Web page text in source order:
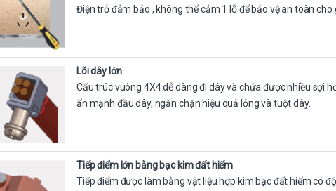
Điện trở đảm bảo , không thể cắm 1 lỗ để bảo vệ an toàn cho
Lõi dây lớn
Cấu trúc vuông 4X4 dễ dàng đi dây và chứa được nhiều sợi
ấn mạnh đầu dây, ngăn chặn hiệu quả lỏng và tuột dây.
Tiếp điểm lớn bằng bạc kim đất hiếm
Tiếp điểm được làm bằng vật liệu hợp kim bạc đất hiếm có